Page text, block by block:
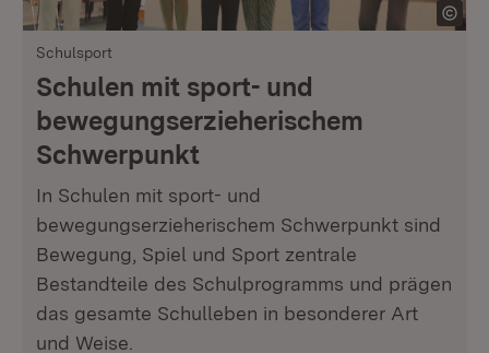
Schulsport
Schulen mit sport- und
bewegungserzieherischem
Schwerpunkt
In Schulen mit sport- und
bewegungserzieherischem Schwerpunkt sind
Bewegung, Spiel und Sport zentrale
Bestandteile des Schulprogramms und prägen
das gesamte Schulleben in besonderer Art
und Weise.